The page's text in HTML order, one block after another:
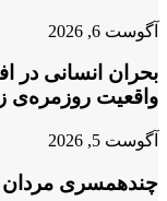
آگوست 6, 2026
بحران انسانی در
واقعیت روزمره‌ی
آگوست 5, 2026
چندهمسری مردان